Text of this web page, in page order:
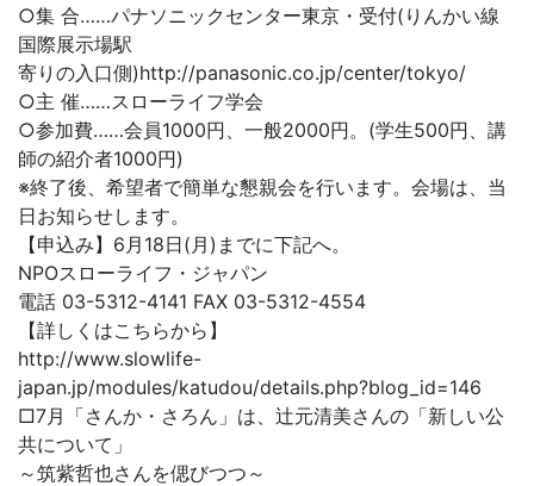
○集 合……パナソニックセンター東京・受付(りんかい線
国際展示場駅
寄りの入口側)http://panasonic.co.jp/center/tokyo/
○主 催……スローライフ学会
○参加費……会員1000円、一般2000円。(学生500円、講
師の紹介者1000円)
※終了後、希望者で簡単な懇親会を行います。会場は、当
日お知らせします。
【申込み】6月18日(月)までに下記へ。
NPOスローライフ・ジャパン
電話 03-5312-4141 FAX 03-5312-4554
【詳しくはこちらから】
http://www.slowlife-
japan.jp/modules/katudou/details.php?blog_id=146
□7月「さんか・さろん」は、辻元清美さんの「新しい公
共について」
～筑紫哲也さんを偲びつつ～